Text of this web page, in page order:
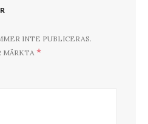
INTE PUBLICERAS.
MÄRKTA *